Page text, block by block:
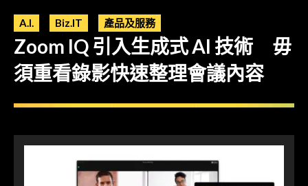
A.I. Biz.IT 產品及服務
Zoom IQ 引入生成式 AI 技術 毋
須重看錄影快速整理會議內容